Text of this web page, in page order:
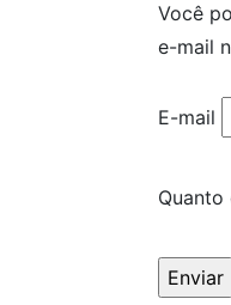
Você
e-mail
E-mail
Quanto